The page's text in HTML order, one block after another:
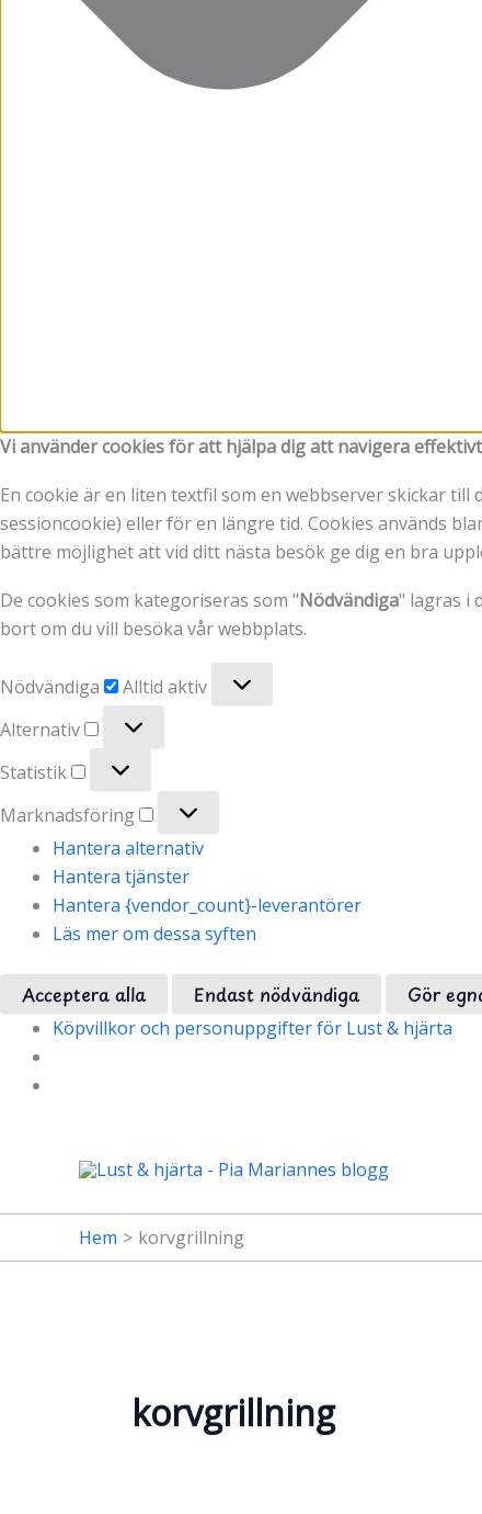
Vi använder cookies för att hjälpa dig att navigera
En cookie är en liten textfil som en webbserver skickar
sessioncookie) eller för en längre tid. Cookies används
bättre möjlighet att vid ditt nästa besök ge dig en bra
De cookies som kategoriseras som "Nödvändiga" lagras i
bort om du vill besöka vår webbplats.
Nödvändiga
Alltid aktiv
Alternativ
Statistik
Marknadsföring
Hantera alternativ
Hantera tjänster
Hantera {vendor_count}-leverantörer
Läs mer om dessa syften
Acceptera alla Endast nödvändiga Gör
Köpvillkor och personuppgifter för Lust & hjärta
Hem korvgrillning
korvgrillning